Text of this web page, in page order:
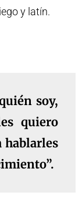
y latín.
soy,
quiero
hablarles